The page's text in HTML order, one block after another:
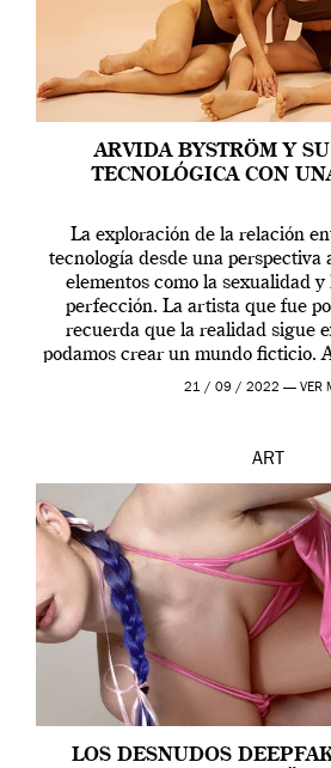
ARVIDA BYSTRÖM Y
TECNOLÓGICA CON
La exploración de la relación
tecnología desde una perspectiva
elementos como la sexualidad y
perfección. La artista que fue
recuerda que la realidad sigue
podamos crear un mundo ficticio.
que los humanos tienen un
21 / 09 / 2022 — VER
ART
LOS DESNUDOS